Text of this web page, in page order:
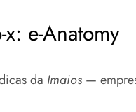
e-Anatomy
da Imaios —